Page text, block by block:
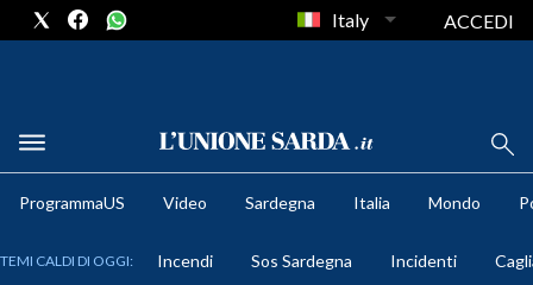
METEO
Italy ACCEDI
ProgrammaUS Video Sardegna Italia Mondo
TEMI CALDI DI OGGI: Incendi Sos Sardegna Incidenti